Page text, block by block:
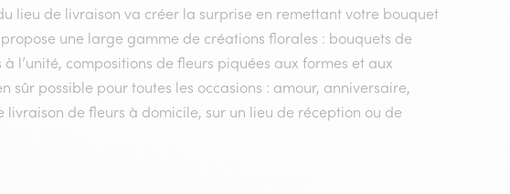
lieu de livraison va créer la surprise en remettant votre bouquet
une large gamme de créations florales : bouquets de
l’unité, compositions de fleurs piquées aux formes et aux
sûr possible pour toutes les occasions : amour, anniversaire,
de fleurs à domicile, sur un lieu de réception ou de